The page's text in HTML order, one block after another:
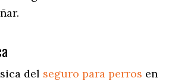
del seguro para perros en